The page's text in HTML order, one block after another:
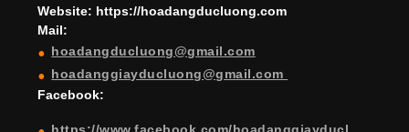
Website: https://hoadangducluong.com
Mail:
hoadangducluong@gmail.com
hoadanggiayducluong@gmail.com
Facebook:
https://www.facebook.com/hoadanggiayducl